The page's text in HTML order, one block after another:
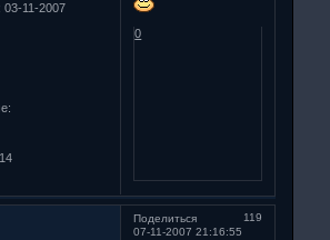
: 03-11-2007
0
Поделиться
119
07-11-2007 21:16:55